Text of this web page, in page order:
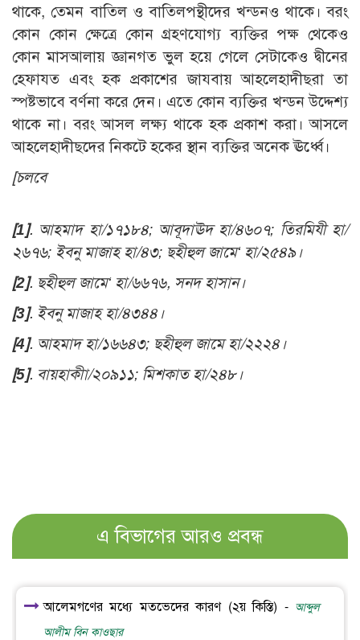
থাকে, তেমন বাতিল ও বাতিলপন্থীদের খন্ডনও থাকে। বরং
কোন কোন ক্ষেত্রে কোন গ্রহণযোগ্য ব্যক্তির পক্ষ থেকেও
কোন মাসআলায় জ্ঞানগত ভুল হয়ে গেলে সেটাকেও দ্বীনের
হেফাযত এবং হক প্রকাশের জাযবায় আহলেহাদীছরা তা
স্পষ্টভাবে বর্ণনা করে দেন। এতে কোন ব্যক্তির খন্ডন উদ্দেশ্য
থাকে না। বরং আসল লক্ষ্য থাকে হক প্রকাশ করা। আসলে
আহলেহাদীছদের নিকটে হকের স্থান ব্যক্তির অনেক ঊর্ধ্বে।
[চলবে
[1]. আহমাদ হা/১৭১৮৪; আবূদাঊদ হা/৪৬০৭; তিরমিযী হা/
২৬৭৬; ইবনু মাজাহ হা/৪৩; ছহীহুল জামে‘ হা/২৫৪৯।
[2]. ছহীহুল জামে‘ হা/৬৬৭৬, সনদ হাসান।
[3]. ইবনু মাজাহ হা/৪৩৪৪ ।
[4]. আহমাদ হা/১৬৬৪৩; ছহীহুল জামে হা/২২২৪ ।
[5]. বায়হাকীা/২০৯১১; মিশকাত হা/২৪৮।
এ বিভাগের আরও প্রবন্ধ
আলেমগণের মধ্যে মতভেদের কারণ (২য় কিস্তি) - আব্দুল
আলীম বিন কাওছার